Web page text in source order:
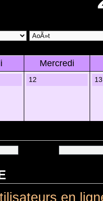
Mercredi
12 13
en